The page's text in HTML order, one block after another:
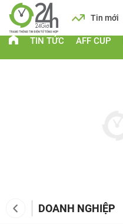
Lịch Tin mới
TIN TỨC AFF CUP
DOANH NGHIỆP